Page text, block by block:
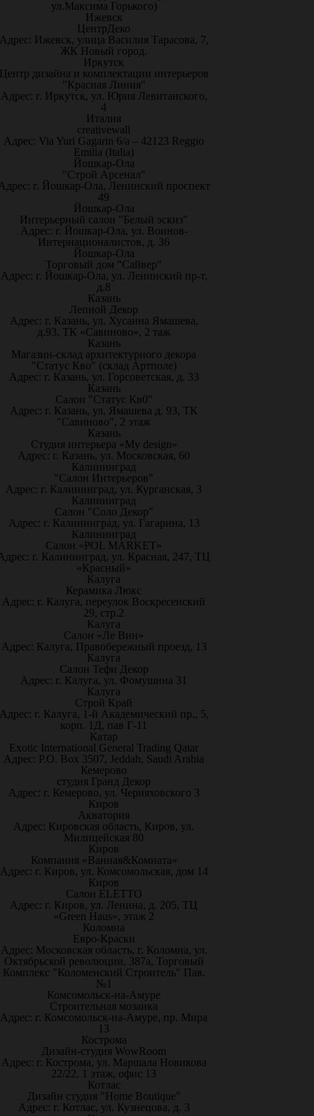
ул.Максима Горького)
Ижевск
ЦентрДеко
Ижевск, улица Василия Тарасова, 7,
ЖК Новый город.
Иркутск
дизайна и комплектации интерьеров
"Красная Линия"
Адрес: г. Иркутск, ул. Юрия Левитанского,
4
Италия
creativewall
Адрес: Via Yuri Gagarin 6/a – 42123 Reggio
Emilia (Italia)
Йошкар-Ола
"Строй Арсенал"
г. Йошкар-Ола, Ленинский проспект
49
Йошкар-Ола
Интерьерный салон "Белый эскиз"
Адрес: г. Йошкар-Ола, ул. Воинов-
Интернационалистов, д. 36
Йошкар-Ола
Торговый дом "Сайвер"
Адрес: г. Йошкар-Ола, ул. Ленинский пр-т,
д.8
Казань
Лепной Декор
Адрес: г. Казань, ул. Хусаина Ямашева,
д.93, ТК «Савиново», 2 таж
Казань
Магазин-склад архитектурного декора
"Статус Кво" (склад Артполе)
Адрес: г. Казань, ул. Горсоветская, д. 33
Казань
Салон "Статус Кв0"
Адрес: г. Казань, ул. Ямашева д. 93, ТК
"Савиново", 2 этаж
Казань
Студия интерьера «My design»
Адрес: г. Казань, ул. Московская, 60
Калининград
"Салон Интерьеров"
Адрес: г. Калининград, ул. Курганская, 3
Калининград
Салон "Соло Декор"
Адрес: г. Калининград, ул. Гагарина, 13
Калининград
Салон «POL MARKET»
г. Калининград, ул. Красная, 247, ТЦ
«Красный»
Калуга
Керамика Люкс
Адрес: г. Калуга, переулок Воскресенский
29, стр.2
Калуга
Салон «Ле Вин»
Адрес: Калуга, Правобережный проезд, 13
Калуга
Салон Тефи Декор
Адрес: г. Калуга, ул. Фомушина 31
Калуга
Строй Край
г. Калуга, 1-й Академический пр., 5,
корп. 1Д, пав Г-11
Катар
Exotic International General Trading Qatar
Адрес: P.O. Box 3507, Jeddah, Saudi Arabia
Кемерово
студия Гранд Декор
Адрес: г. Кемерово, ул. Черняховского 3
Киров
Акватория
Адрес: Кировская область, Киров, ул.
Милицейская 80
Киров
Компания «Ванная&Комната»
Адрес: г. Киров, ул. Комсомольская, дом 14
Киров
Салон ELETTO
Адрес: г. Киров, ул. Ленина, д. 205, ТЦ
«Green Haus», этаж 2
Коломна
Евро-Краски
Адрес: Московская область, г. Коломна, ул.
Октябрьской революции, 387а, Торговый
Комплекс "Коломенский Строитель" Пав.
№1
Комсомольск-на-Амуре
Строительная мозаика
Адрес: г. Комсомольск-на-Амуре, пр. Мира
13
Кострома
Дизайн-студия WowRoom
Адрес: г. Кострома, ул. Маршала Новикова
22/22, 1 этаж, офис 13
Котлас
Дизайн студия "Home Boutique"
Адрес: г. Котлас, ул. Кузнецова, д. 3